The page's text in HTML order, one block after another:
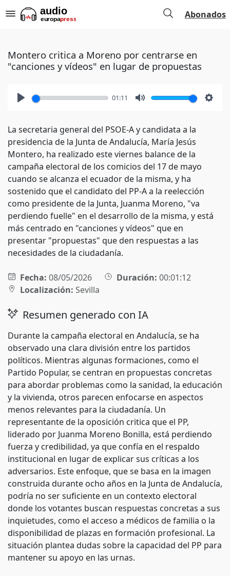
Abonados
Montero critica a Moreno por centrarse en
"canciones y vídeos" en lugar de propuestas
01:11
La secretaria general del PSOE-A y candidata a la
presidencia de la Junta de Andalucía, María Jesús
Montero, ha realizado este viernes balance de la
campaña electoral de los comicios del 17 de mayo
cuando se alcanza el ecuador de la misma, y ha
sostenido que el candidato del PP-A a la reelección
como presidente de la Junta, Juanma Moreno, "va
perdiendo fuelle" en el desarrollo de la misma, y está
más centrado en "canciones y vídeos" que en
presentar "propuestas" que den respuestas a las
necesidades de la ciudadanía.
Fecha: 08/05/2026 Duración: 00:01:12
Localización: Sevilla
Resumen generado con IA
Durante la campaña electoral en Andalucía, se ha
observado una clara división entre los partidos
políticos. Mientras algunas formaciones, como el
Partido Popular, se centran en propuestas concretas
para abordar problemas como la sanidad, la educación
y la vivienda, otros parecen enfocarse en aspectos
menos relevantes para la ciudadanía. Un
representante de la oposición critica que el PP,
liderado por Juanma Moreno Bonilla, está perdiendo
fuerza y credibilidad, ya que confía en el respaldo
institucional en lugar de explicar sus críticas a los
adversarios. Este enfoque, que se basa en la imagen
construida durante ocho años en la Junta de Andalucía,
podría no ser suficiente en un contexto electoral
donde los votantes buscan respuestas concretas a sus
inquietudes, como el acceso a médicos de familia o la
disponibilidad de plazas en formación profesional. La
situación plantea dudas sobre la capacidad del PP para
mantener su apoyo en las urnas.